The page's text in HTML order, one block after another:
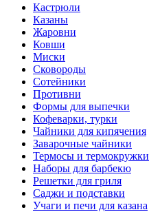
Кастрюли
Казаны
Жаровни
Ковши
Миски
Сковороды
Сотейники
Противни
Формы для выпечки
Кофеварки, турки
Чайники для кипячения
Заварочные чайники
Термосы и термокружки
Наборы для барбекю
Решетки для гриля
Саджи и подставки
Учаги и печи для казана